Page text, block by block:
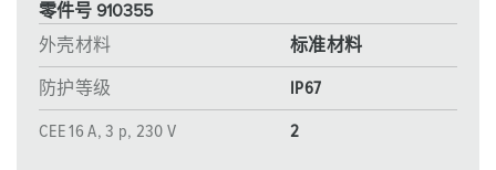
零件号 910355
外壳材料
标准材料
防护等级 IP67
CEE 16 A, 3 p, 230 V 2